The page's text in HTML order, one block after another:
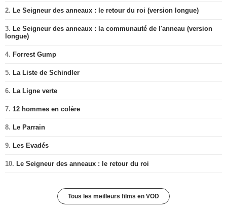
2. Le Seigneur des anneaux : le retour du roi (version longue)
3. Le Seigneur des anneaux : la communauté de l'anneau (version
longue)
4. Forrest Gump
5. La Liste de Schindler
6. La Ligne verte
7. 12 hommes en colère
8. Le Parrain
9. Les Evadés
10. Le Seigneur des anneaux : le retour du roi
Tous les meilleurs films en VOD